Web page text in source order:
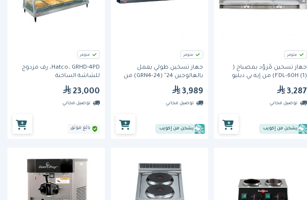
متوفر
جهاز تسخين مُزوَّد بمصباح (
(FDL-60H (1) من إيه بي دبليو
3,287
توصيل مجاني
يشحن من إكويب
متوفر
جهاز تسخين طولي يعمل
بالهالوجين 24" (GRN4-24) من
3,989
توصيل مجاني
يشحن من إكويب
متوفر
Hatco، GRHD-4PD، رف مزدوج
للشاشة الساخنة
23,000
توصيل مجاني
بائع موثق